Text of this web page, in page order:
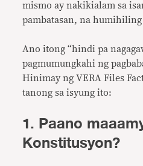
mismo ay nakikialam sa
pambatasan, na humihiling
Ano itong “hindi pa
pagmumungkahi ng
Hinimay ng VERA Files
tanong sa isyung ito:
1. Paano
Konstitusyon?